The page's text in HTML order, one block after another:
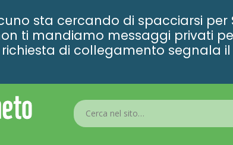
sta cercando di spacciarsi per
ti mandiamo messaggi privati
richiesta di collegamento segnala
Search
...